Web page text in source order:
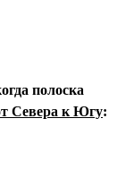
полоска
Севера к Югу: